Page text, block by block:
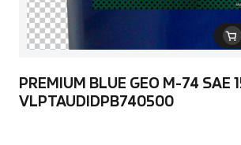
PREMIUM BLUE GEO M-74 SAE
VLPTAUDIDPB740500